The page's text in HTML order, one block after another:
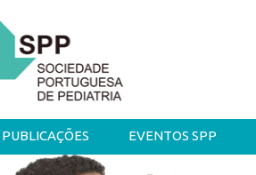
PUBLICAÇÕES EVENTOS SPP